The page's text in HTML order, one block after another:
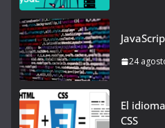
24
El
CSS